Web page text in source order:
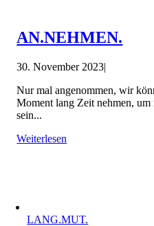
AN.NEHMEN.
30. November 2023|
Nur mal angenommen, wir
Moment lang Zeit nehmen,
sein...
Weiterlesen
LANG.MUT.